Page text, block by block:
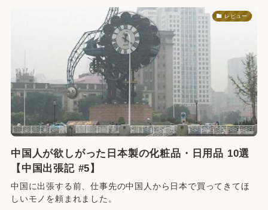
レビュー
中国人が欲しがった日本製の化粧品・日用品 10選
【中国出張記 #5】
中国に出張する前、仕事先の中国人から日本で買ってきてほ
しいモノを頼まれました。